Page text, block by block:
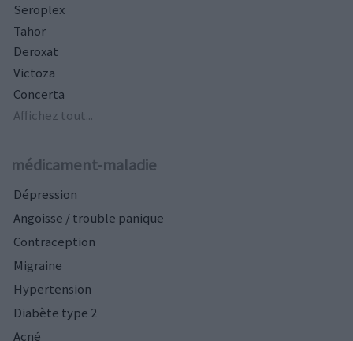
Seroplex
Tahor
Deroxat
Victoza
Concerta
Affichez tout...
médicament-maladie
Dépression
Angoisse / trouble panique
Contraception
Migraine
Hypertension
Diabète type 2
Acné